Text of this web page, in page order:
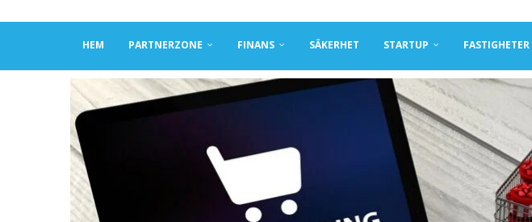
HEM PARTNERZONE FINANS SÄKERHET STARTUP FASTIGHETER